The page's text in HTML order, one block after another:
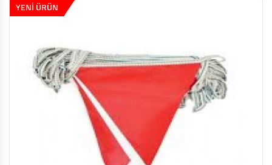
YENİ ÜRÜN